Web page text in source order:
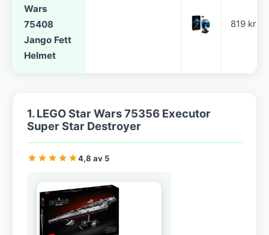
Wars
75408
Jango Fett
Helmet
819 kr
1. LEGO Star Wars 75356 Executor
Super Star Destroyer
4,8 av 5